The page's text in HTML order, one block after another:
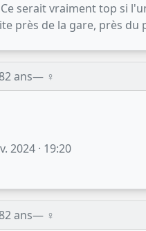
serait vraiment top si
près de la gare, près du
ans— ♀️
2024 · 19:20
ans— ♀️